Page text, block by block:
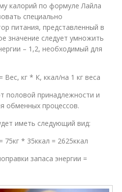
калорий по формуле Лайла
специально
питания, представленный в
значение следует умножить
– 1,2, необходимый для
кг * К, ккал/на 1 кг веса
половой принадлежности и
обменных процессов.
иметь следующий вид:
* 35ккал = 2625ккал
запаса энергии =